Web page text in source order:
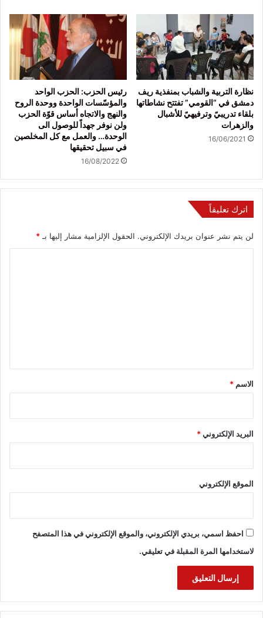
نظارة التربية والشباب بمنفذية ريف
دمشق في “القومي” تفتتح نشاطاتها
بلقاء تدريبيً وترفيهيً للأشبال
والزهرات
16/06/2021
رئيس الحزب: الحزب الواحد
والمؤسّسات الواحدة ووحدة الروح
والنهج والاتجاه أساس قوّة الحزب
ولن نوفر جهداً للوصول الى
الوحدة… والعمل مع كل المخلصين
في سبيل تحقيقها
16/08/2022
اترك تعليقاً
لن يتم نشر عنوان بريدك الإلكتروني. الحقول الإلزامية مشار إليها بـ*
*
الاسم *
البريد الإلكتروني*
الموقع الإلكتروني
احفظ اسمي، بريدي الإلكتروني، والموقع الإلكتروني في هذا المتصفح
لاستخدامها المرة المقبلة في تعليقي.